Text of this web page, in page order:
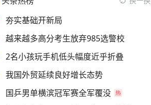
夯实基础开新局
越来越多高分考生放弃985选警校
2名小孩玩手机低头幅度近乎折叠
我国外贸延续良好增长态势
国乒男单横滨冠军赛全军覆没